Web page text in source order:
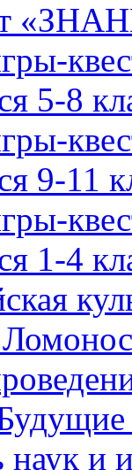
5-8
9-11
1-4
наук и